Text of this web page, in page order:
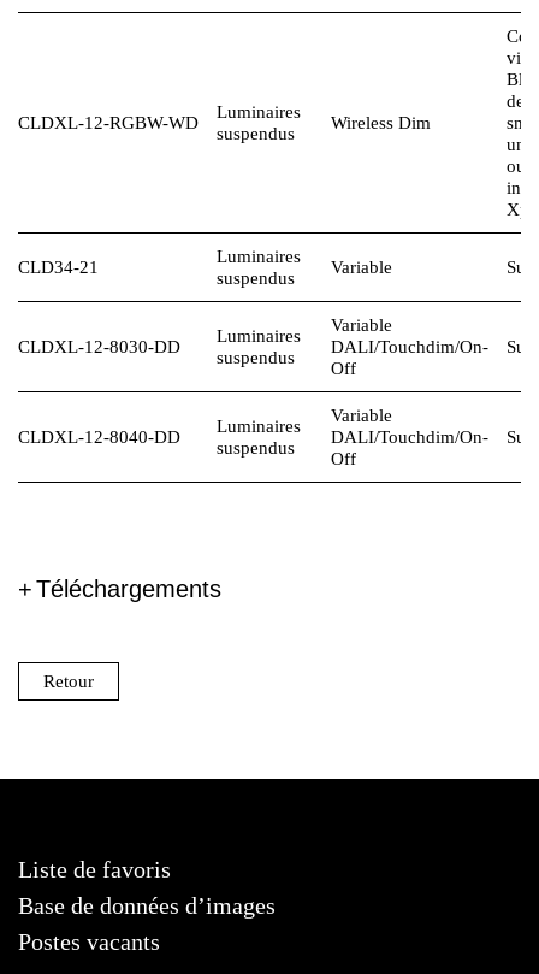
CLDXL-12-RGBW-WD
Luminaires
suspendus
Wireless Dim
via
une
ou
CLD34-21
Luminaires
suspendus
Variable Sur
CLDXL-12-8030-DD
Luminaires
suspendus
Variable
DALI/Touchdim/On-
Off
Sur
CLDXL-12-8040-DD
Luminaires
suspendus
Variable
DALI/Touchdim/On-
Off
Sur
Téléchargements
Retour
Liste de favoris
Base de données d’images
Postes vacants